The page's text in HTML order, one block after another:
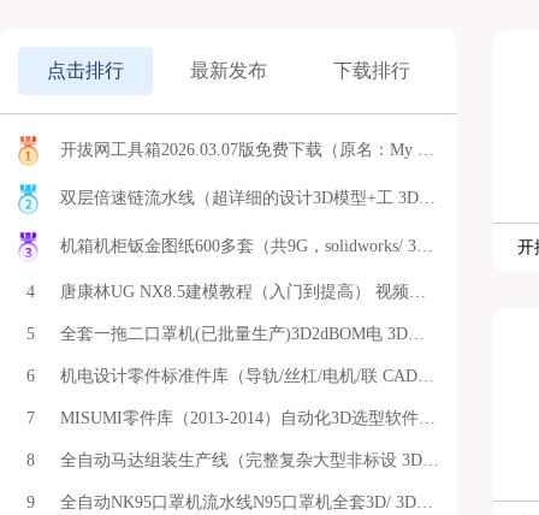
点击排行 最新发布 下载排行
开拔网工具箱2026.03.07版免费下载（原名：My 3D模型
双层倍速链流水线（超详细的设计3D模型+工 3D模型
机箱机柜钣金图纸600多套（共9G，solidworks/ 3D模型
唐康林UG NX8.5建模教程（入门到提高） 视频教程
全套一拖二口罩机(已批量生产)3D2dBOM电 3D模型
机电设计零件标准件库（导轨/丝杠/电机/联 CAD图纸
MISUMI零件库（2013-2014）自动化3D选型软件 3D模型
全自动马达组装生产线（完整复杂大型非标设 3D模型
全自动NK95口罩机流水线N95口罩机全套3D/ 3D模型
开